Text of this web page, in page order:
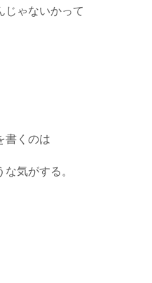
じゃないかって
書くのは
気がする。